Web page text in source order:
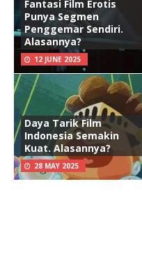
Fantasi Film Erotis
Punya Segmen
Penggemar Sendiri.
Alasannya?
12 JUNE 2025
Daya Tarik Film
Indonesia Semakin
Kuat. Alasannya?
28 MAY 2025